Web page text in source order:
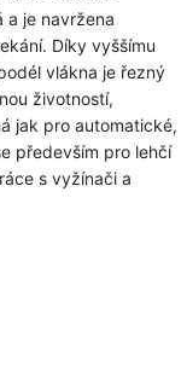
a je navržena
Díky vyššímu
vlákna je řezný
životností,
jak pro automatické,
především pro lehčí
s vyžínači a